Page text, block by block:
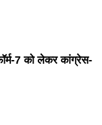
7 को लेकर कांग्रेस-